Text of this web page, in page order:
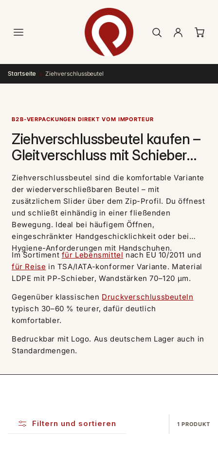
Startseite › Ziehverschlussbeutel
B2B-VERPACKUNGEN DIREKT VOM IMPORTEUR
Ziehverschlussbeutel kaufen –
Gleitverschluss mit Schieber
für komfortable Bedienung
Ziehverschlussbeutel sind die komfortable Variante
der wiederverschließbaren Beutel – mit
zusätzlichem Slider über dem Zip-Profil. Du öffnest
und schließt einhändig in einer fließenden
Bewegung. Ideal bei häufigem Öffnen,
eingeschränkter Handgeschicklichkeit oder bei
Hygiene-Anforderungen mit Handschuhen.
Im Sortiment für Lebensmittel nach EU 10/2011 und
für Reise in TSA/IATA-konformer Variante. Material
LDPE mit PP-Schieber, Wandstärken 70–120 µm.
Gegenüber klassischen Druckverschlussbeuteln
typisch 30–60 % teurer, dafür deutlich
komfortabler.
Bedruckbar mit Logo. Aus deutschem Lager auch in
Standardmengen.
Filtern und sortieren 1 PRODUKT